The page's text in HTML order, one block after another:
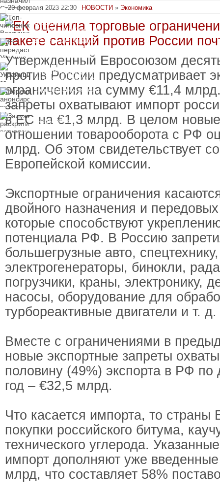
пресечения
Воздушных сил
вручили подозрение по
делу о растрате более
1 млрд гривен
ЕС передаст Украине
средства от доходов от
замороженных активов
России
Украинцы за рубежом
могут потерять доступ
к госжилью и выплатам
Корецкий анонсировал
ревизию госбюджета
Залужный
раскритиковал
вступление Украины в
НАТО и предлагает
другие варианты
26 февраля 2023 22:30 НОВОСТИ » Экономика
Утвержденный Евросоюзом
против России предусматривает
ограничения на сумму €11,4
запреты охватывают импорт
в ЕС на €1,3 млрд. В целом новые
отношении товарооборота с РФ
млрд. Об этом свидетельствует
Европейской комиссии.
Экспортные ограничения
двойного назначения и
которые способствуют
потенциала РФ. В Россию
большегрузные авто, спецтехнику,
электрогенераторы, бинокли,
погрузчики, краны, электронику,
насосы, оборудование для
турбореактивные двигатели и т. д.
Вместе с ограничениями в
новые экспортные запреты
половину (49%) экспорта в РФ
год – €32,5 млрд.
Что касается импорта, то страны
покупки российского битума,
технического углерода.
импорт дополняют уже
млрд, что составляет 58%